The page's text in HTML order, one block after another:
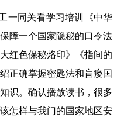
一同关看学习培训《中华
障一个国家隐秘的口令法
红色保秘烙印》《指间的
正确掌握密匙法和盲瘘国
识。确认播放读书，很多
怎样与我门的国家地区安